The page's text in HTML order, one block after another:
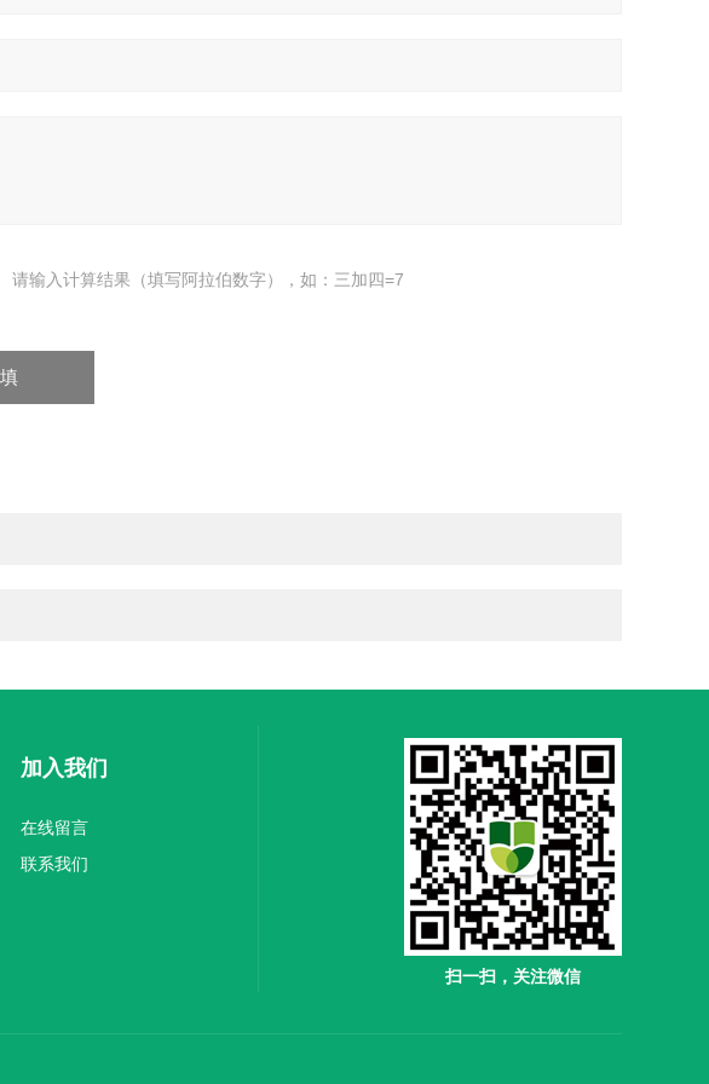
请输入计算结果（填写阿拉伯数字），如：三加四=7
加入我们
在线留言
联系我们
扫一扫，关注微信